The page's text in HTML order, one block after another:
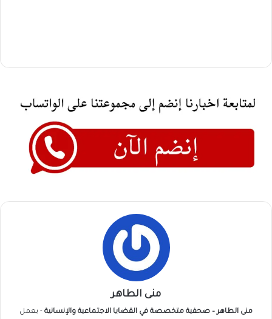
منى الطاهر
منى الطاهر – صحفية متخصصة في القضايا الاجتماعية والإنسانية - يعمل